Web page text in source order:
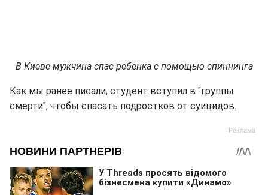
В Киеве мужчина спас ребенка с помощью спиннинга
Как мы ранее писали, студент вступил в "группы
смерти", чтобы спасать подростков от суицидов.